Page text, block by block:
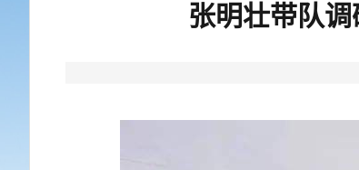
张明壮带队